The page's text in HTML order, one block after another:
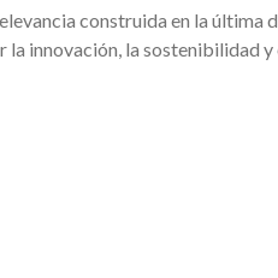
construida en la última
innovación, la sostenibilidad y